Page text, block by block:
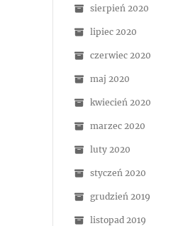
sierpień 2020
lipiec 2020
czerwiec 2020
maj 2020
kwiecień 2020
marzec 2020
luty 2020
styczeń 2020
grudzień 2019
listopad 2019